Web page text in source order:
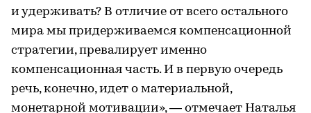
и удерживать? В отличие от всего остального
мира мы придерживаемся компенсационной
стратегии, превалирует именно
компенсационная часть. И в первую очередь
речь, конечно, идет о материальной,
монетарной мотивации», — отмечает Наталья